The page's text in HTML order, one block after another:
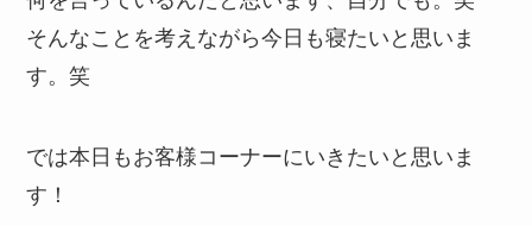
そんなことを考えながら今日も寝たいと思いま
す。笑
では本日もお客様コーナーにいきたいと思いま
す！